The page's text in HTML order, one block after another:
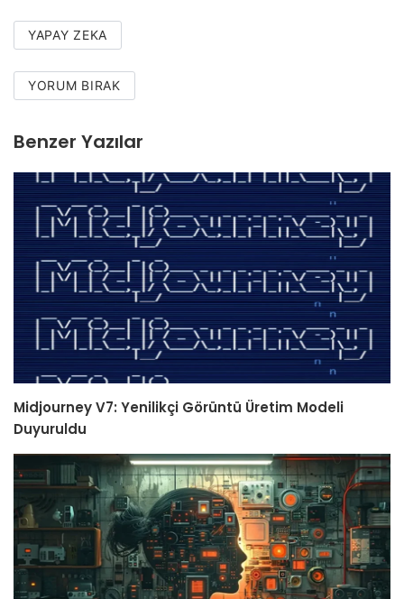
YAPAY ZEKA
YORUM BIRAK
Benzer Yazılar
Midjourney V7: Yenilikçi Görüntü Üretim Modeli
Duyuruldu